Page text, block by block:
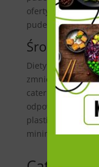
oferty i kody
pudełkowe.
Środowisko
Diety pudełkowe
zmniejszenia
cateringów chcą
odpowiednie
plastiku. Ponadto
minimalizujesz